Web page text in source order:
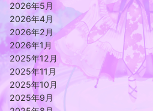
2026年5月
2026年4月
2026年2月
2026年1月
2025年12月
2025年11月
2025年10月
2025年9月